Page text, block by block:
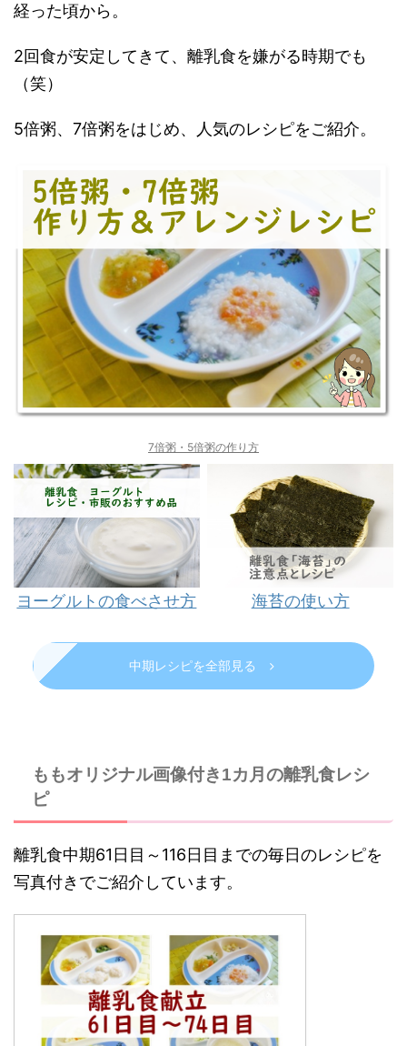
経った頃から。
2回食が安定してきて、離乳食を嫌がる時期でも
（笑）
5倍粥、7倍粥をはじめ、人気のレシピをご紹介。
7倍粥・5倍粥の作り方
ヨーグルトの食べさせ方 海苔の使い方
中期レシピを全部見る
ももオリジナル画像付き1カ月の離乳食レシ
ピ
離乳食中期61日目～116日目までの毎日のレシピを
写真付きでご紹介しています。